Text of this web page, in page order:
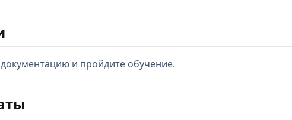
и пройдите обучение.